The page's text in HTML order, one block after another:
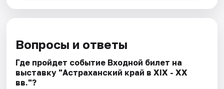
Вопросы и ответы
Где пройдет событие Входной билет на
выставку "Астраханский край в XIX - XX
вв."?